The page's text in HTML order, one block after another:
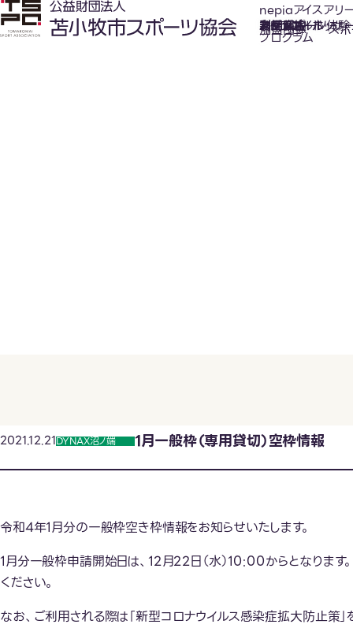
nepiaアイスアリ
氷上スポーツ体験
プログラム
お知らせ
スケジュール
フロアガイド
利用案内
利用料金
カジュアルホッケ
アクセス
加盟団体 ス
1月一般枠（専用貸切）空枠情報
2021.12.21DYNAX沼ノ端
令和4年1月分の一般枠空き枠情報をお知らせいたします。
1月分一般枠申請開始日は、12月22日（水）10:00からとなりま
ください。
なお、ご利用される際は「新型コロナウイルス感染症拡大防止策